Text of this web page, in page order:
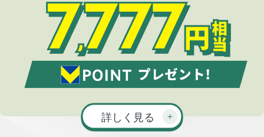
詳しく見る